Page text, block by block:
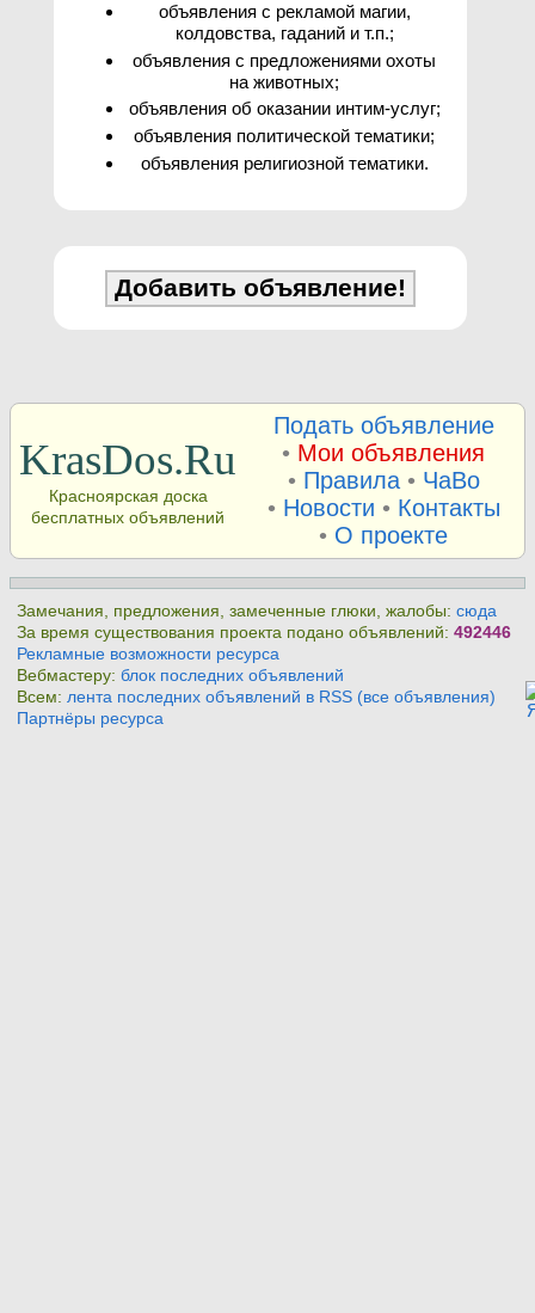
объявления с рекламой магии,
колдовства, гаданий и т.п.;
объявления с предложениями охоты
на животных;
объявления об оказании интим-услуг;
объявления политической тематики;
объявления религиозной тематики.
KrasDos.Ru
Красноярская доска
бесплатных объявлений
Подать объявление
• Мои объявления
• Правила• ЧаВо
• Новости • Контакты
• О проекте
Замечания, предложения, замеченные глюки, жалобы:сюда
За время существования проекта подано объявлений:492446
Рекламные возможности ресурса
Вебмастеру:блок последних объявлений
Всем: лента последних объявлений в RSS (все объявления)
Партнёры ресурса